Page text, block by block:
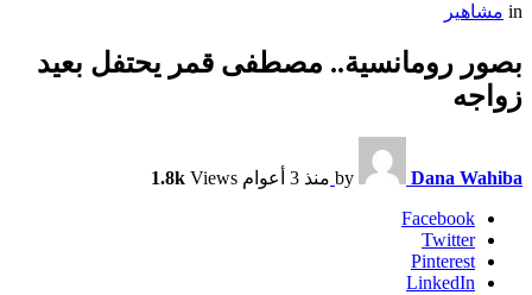
in مشاهير
بصور رومانسية.. مصطفى قمر يحتفل بعيد
زواجه
by Dana Wahiba منذ 3 أعوام 1.8k Views
Facebook
Twitter
Pinterest
LinkedIn